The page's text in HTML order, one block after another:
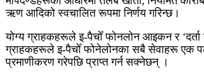
ऋण आदिको स्वचालित रूपमा निर्णय गरिन्छ।
योग्य ग्राहकहरूले इ-पैचोँ फोनलोन आइकन र ‘दर्ता
ग्राहकहरूले इ-पैचोँ फोनेलोनका सबै सेवाहरू एक
प्रमाणीकरण गरेपछि प्राप्त गर्न सक्नेछन् ।